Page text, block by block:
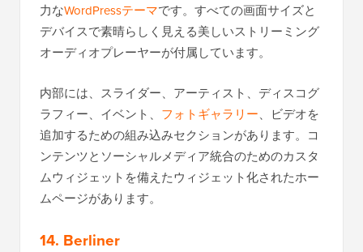
力なWordPressテーマです。すべての画面サイズと
デバイスで素晴らしく見える美しいストリーミング
オーディオプレーヤーが付属しています。
内部には、スライダー、アーティスト、ディスコグ
ラフィー、イベント、 フォトギャラリー、ビデオを
追加するための組み込みセクションがあります。コ
ンテンツとソーシャルメディア統合のためのカスタ
ムウィジェットを備えたウィジェット化されたホー
ムページがあります。
14. Berliner